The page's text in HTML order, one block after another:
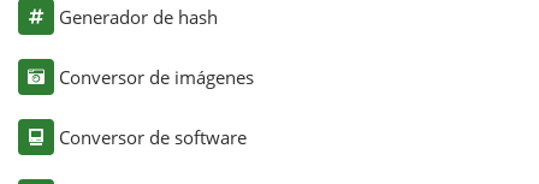
Generador de hash
Conversor de imágenes
Conversor de software